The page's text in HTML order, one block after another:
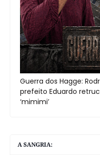
Guerra dos Hagge:
prefeito Eduardo
‘mimimi’
A SANGRIA: